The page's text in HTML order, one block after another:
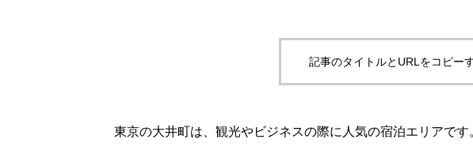
記事のタイトルとURLをコピー
東京の大井町は、観光やビジネスの際に人気の宿泊エリアで